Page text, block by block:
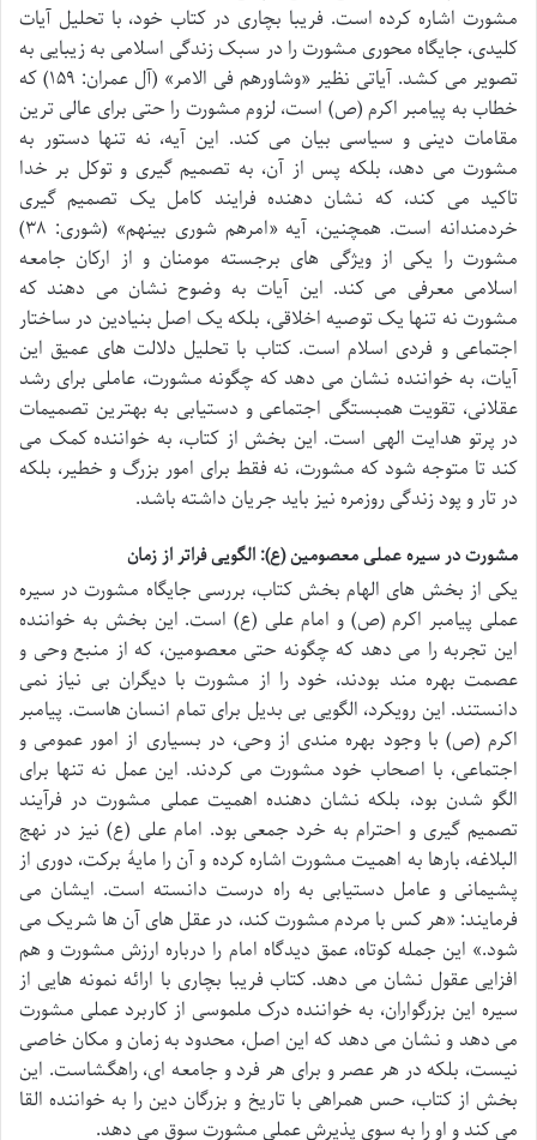
مشورت اشاره کرده است. فریبا بچاری در کتاب خود، با تحلیل آیات
کلیدی، جایگاه محوری مشورت را در سبک زندگی اسلامی به زیبایی به
تصویر می کشد. آیاتی نظیر «وشاورهم فی الامر» (آل عمران: ۱۵۹) که
خطاب به پیامبر اکرم (ص) است، لزوم مشورت را حتی برای عالی ترین
مقامات دینی و سیاسی بیان می کند. این آیه، نه تنها دستور به
مشورت می دهد، بلکه پس از آن، به تصمیم گیری و توکل بر خدا
تاکید می کند، که نشان دهنده فرایند کامل یک تصمیم گیری
خردمندانه است. همچنین، آیه «امرهم شوری بینهم» (شوری: ۳۸)
مشورت را یکی از ویژگی های برجسته مومنان و از ارکان جامعه
اسلامی معرفی می کند. این آیات به وضوح نشان می دهند که
مشورت نه تنها یک توصیه اخلاقی، بلکه یک اصل بنیادین در ساختار
اجتماعی و فردی اسلام است. کتاب با تحلیل دلالت های عمیق این
آیات، به خواننده نشان می دهد که چگونه مشورت، عاملی برای رشد
عقلانی، تقویت همبستگی اجتماعی و دستیابی به بهترین تصمیمات
در پرتو هدایت الهی است. این بخش از کتاب، به خواننده کمک می
کند تا متوجه شود که مشورت، نه فقط برای امور بزرگ و خطیر، بلکه
در تار و پود زندگی روزمره نیز باید جریان داشته باشد.
مشورت در سیره عملی معصومین (ع): الگویی فراتر از زمان
یکی از بخش های الهام بخش کتاب، بررسی جایگاه مشورت در سیره
عملی پیامبر اکرم (ص) و امام علی (ع) است. این بخش به خواننده
این تجربه را می دهد که چگونه حتی معصومین، که از منبع وحی و
عصمت بهره مند بودند، خود را از مشورت با دیگران بی نیاز نمی
دانستند. این رویکرد، الگویی بی بدیل برای تمام انسان هاست. پیامبر
اکرم (ص) با وجود بهره مندی از وحی، در بسیاری از امور عمومی و
اجتماعی، با اصحاب خود مشورت می کردند. این عمل نه تنها برای
الگو شدن بود، بلکه نشان دهنده اهمیت عملی مشورت در فرآیند
تصمیم گیری و احترام به خرد جمعی بود. امام علی (ع) نیز در نهج
البلاغه، بارها به اهمیت مشورت اشاره کرده و آن را مایۀ برکت، دوری از
پشیمانی و عامل دستیابی به راه درست دانسته است. ایشان می
فرمایند: «هر کس با مردم مشورت کند، در عقل های آن ها شریک می
شود.» این جمله کوتاه، عمق دیدگاه امام را درباره ارزش مشورت و هم
افزایی عقول نشان می دهد. کتاب فریبا بچاری با ارائه نمونه هایی از
سیره این بزرگواران، به خواننده درک ملموسی از کاربرد عملی مشورت
می دهد و نشان می دهد که این اصل، محدود به زمان و مکان خاصی
نیست، بلکه در هر عصر و برای هر فرد و جامعه ای، راهگشاست. این
بخش از کتاب، حس همراهی با تاریخ و بزرگان دین را به خواننده القا
می کند و او را به سوی پذیرش عملی مشورت سوق می دهد.